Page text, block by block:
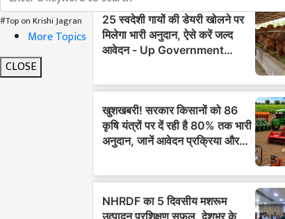
#Top on Krishi Jagran
More Topics
CLOSE